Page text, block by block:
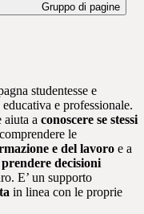
Gruppo di pagine
studentesse e
e professionale.
aiuta a conoscere se stessi
le
e del lavoro e a
decisioni
E’ un supporto
in linea con le proprie